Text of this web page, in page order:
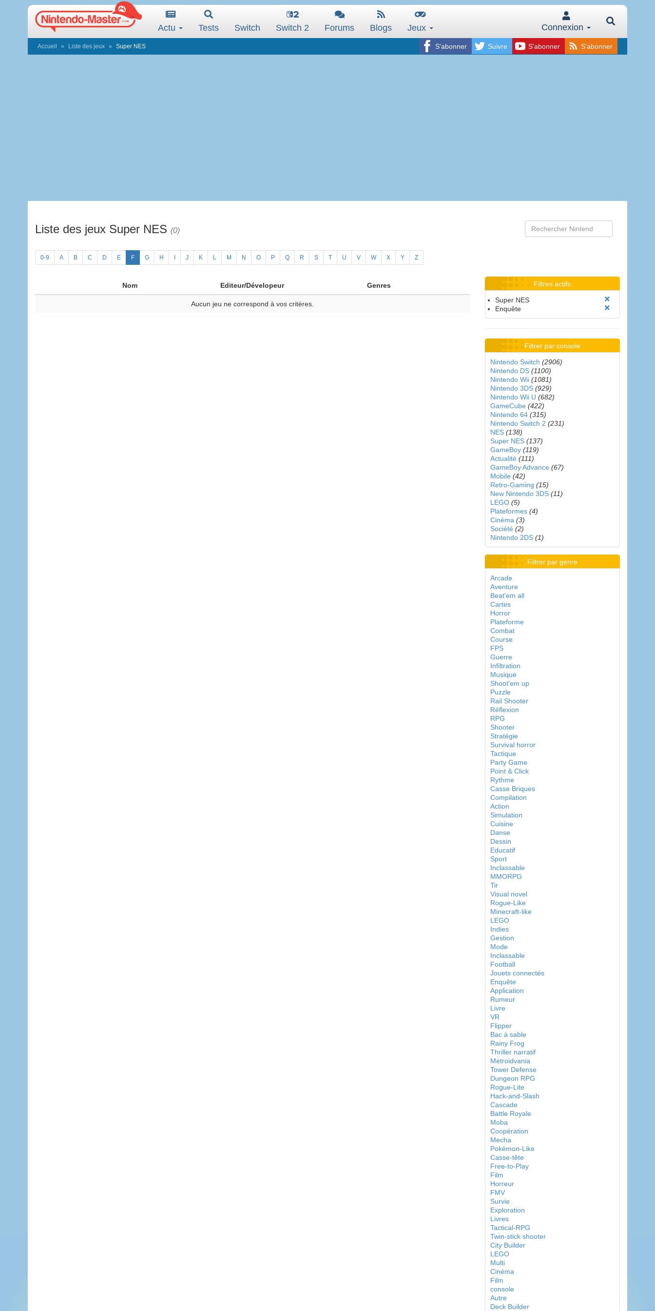
Actu Tests Switch Switch 2 Forums Blogs Jeux Connexion
S'abonner Suivre S'abonner S'abonner
Accueil Liste des jeux Super NES
Liste des jeux Super NES (0)
0-9 A B C D E F G H J K L M N O P Q R S T U V W X Y Z
Nom Editeur/Dévelopeur Genres
Aucun jeu ne correspond à vos critères.
Filtres actifs
Super NES
Enquête
Filtrer par console
Nintendo Switch (2906)
Nintendo DS (1100)
Nintendo Wii (1081)
Nintendo 3DS (929)
Nintendo Wii U (682)
GameCube (422)
Nintendo 64 (315)
Nintendo Switch 2 (231)
NES (138)
Super NES (137)
GameBoy (119)
Actualité (111)
GameBoy Advance (67)
Mobile (42)
Retro-Gaming (15)
New Nintendo 3DS (11)
LEGO (5)
Plateformes (4)
Cinéma (3)
Société (2)
Nintendo 2DS (1)
Filtrer par genre
Arcade
Aventure
Beat'em all
Cartes
Horror
Plateforme
Combat
Course
FPS
Guerre
Infiltration
Musique
Shoot'em up
Puzzle
Rail Shooter
Réflexion
RPG
Shooter
Stratégie
Survival horror
Tactique
Party Game
Point & Click
Rythme
Casse Briques
Compilation
Action
Simulation
Cuisine
Danse
Dessin
Educatif
Sport
Inclassable
MMORPG
Tir
Visual novel
Rogue-Like
Minecraft-like
LEGO
Indies
Gestion
Mode
Inclassable
Football
Jouets connectés
Enquête
Application
Rumeur
Livre
VR
Flipper
Bac à sable
Rainy Frog
Thriller narratif
Metroidvania
Tower Defense
Dungeon RPG
Rogue-Lite
Hack-and-Slash
Cascade
Battle Royale
Moba
Coopération
Mecha
Pokémon-Like
Casse-tête
Free-to-Play
Film
Horreur
FMV
Survie
Exploration
Livres
Tactical-RPG
Twin-stick shooter
City Builder
LEGO
Multi
Cinéma
Film
console
Autre
Deck Builder